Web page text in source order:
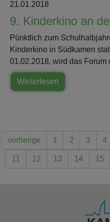
21.01.2018
9. Kinderkino an
Pünktlich zum
Kinderkino in Südkamen
01.02.2018, wird das
Weiterlesen
vorherige 1 2 3 4
11 12 13 14 15